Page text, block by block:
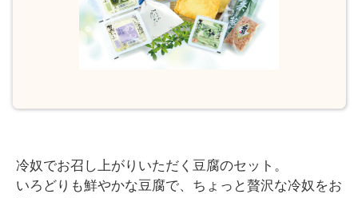
冷奴でお召し上がりいただく豆腐のセット。
いろどりも鮮やかな豆腐で、ちょっと贅沢な冷奴をお